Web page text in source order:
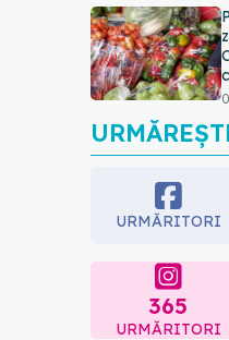
URMĂRITORI
365
URMĂRITORI